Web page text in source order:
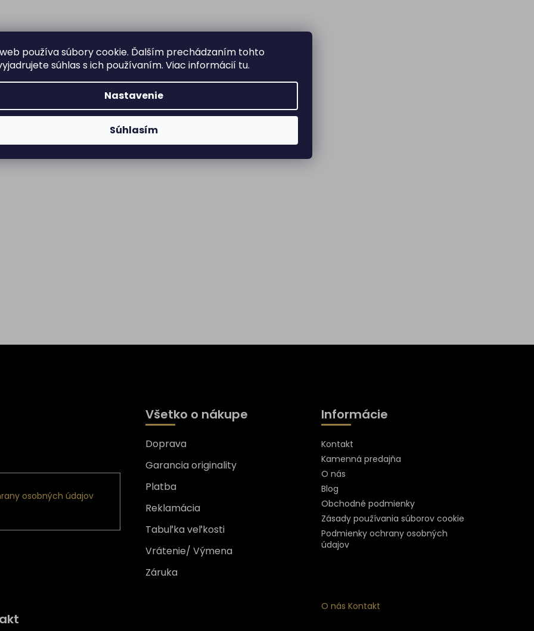
používa súbory cookie. Ďalším prechádzaním tohto
súhlas s ich používaním. Viac informácií tu.
Nastavenie
Súhlasím
osobných údajov
Všetko o nákupe
Doprava
Garancia originality
Platba
Reklamácia
Tabuľka veľkosti
Vrátenie/ Výmena
Záruka
Informácie
Kontakt
Kamenná predajňa
O nás
Blog
Obchodné podmienky
Zásady používania súborov cookie
Podmienky ochrany osobných
údajov
O nás Kontakt